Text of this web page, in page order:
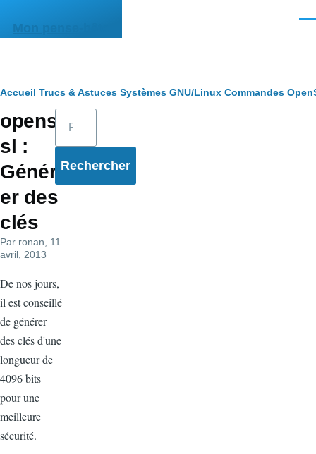
Mon pense-bête
Fil
d'Ariane
Accueil Trucs & Astuces Systèmes GNU/Linux Commandes
opens
sl :
Génér
er des
clés
Par ronan , 11
avril, 2013
De nos jours,
il est conseillé
de générer
des clés d'une
longueur de
4096 bits
pour une
meilleure
sécurité.
Rechercher